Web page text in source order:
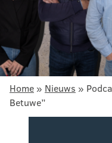
Home » Nieuws »
Betuwe”